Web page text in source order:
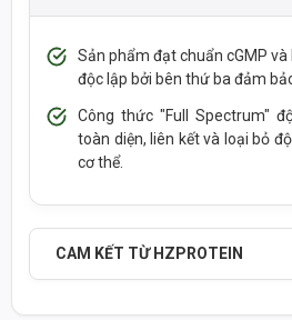
Sản phẩm đạt chuẩn cGMP và
độc lập bởi bên thứ ba đảm
Công thức "Full Spectrum"
toàn diện, liên kết và loại bỏ
cơ thể.
CAM KẾT TỪ HZPROTEIN
SẢN PHẨM CHÍNH HÃNG - THANH
THÔNG TIN SẢN PHẨM CẬP NHẬT